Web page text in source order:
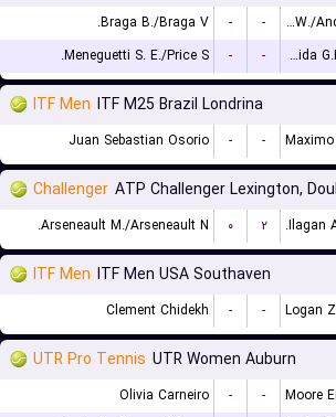
Braga B./Braga V. - -
Leite W./Andre Saraiva Dos Santos P.
Meneguetti S. E./Price S.
- - de Almeida G.R./Kohlmann de Freitas E.
ITF Men ITF M25 Brazil Londrina
Juan Sebastian Osorio - -
Challenger ATP Challenger Lexington,
Arseneault M./Arseneault N. ۰ ۲ Ilagan
ITF Men ITF Men USA Southaven
Clement Chidekh - - Logan
UTR Pro Tennis UTR Women Auburn
Olivia Carneiro - -
Moore